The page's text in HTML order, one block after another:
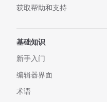
获取帮助和支持
基础知识
新手入门
编辑器界面
术语